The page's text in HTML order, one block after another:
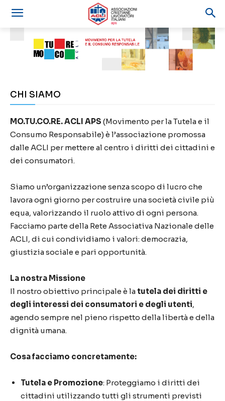
CHI SIAMO
MO.TU.CO.RE. ACLI APS (Movimento per la Tutela e il
Consumo Responsabile) è l’associazione promossa
dalle ACLI per mettere al centro i diritti dei cittadini e
dei consumatori.
Siamo un’organizzazione senza scopo di lucro che
lavora ogni giorno per costruire una società civile più
equa, valorizzando il ruolo attivo di ogni persona.
Facciamo parte della Rete Associativa Nazionale delle
ACLI, di cui condividiamo i valori: democrazia,
giustizia sociale e pari opportunità.
La nostra Missione
Il nostro obiettivo principale è latutela dei diritti e
degli interessi dei consumatori e degli utenti,
agendo sempre nel pieno rispetto della libertà e della
dignità umana.
Cosa facciamo concretamente:
Tutela e Promozione: Proteggiamo i diritti dei
cittadini utilizzando tutti gli strumenti previsti